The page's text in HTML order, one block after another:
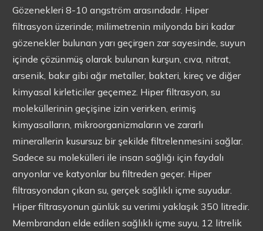
Gözenekleri 8-10 angström arasındadır. Hiper
filtrasyon üzerinde; milimetrenin milyonda biri kadar
gözenekler bulunan yarı geçirgen zar sayesinde, suyun
içinde çözünmüş olarak bulunan kurşun, cıva, nitrat,
arsenik, bakır gibi ağır metaller, bakteri, kireç ve diğer
kimyasal kirleticiler geçemez. Hiper filtrasyon, su
moleküllerinin geçişine izin verirken, erimiş
kimyasalların, mikroorganizmaların ve zararlı
minerallerin kusursuz bir şekilde filtrelenmesini sağlar.
Sadece su molekülleri ile insan sağlığı için faydalı
anyonlar ve katyonlar bu filtreden geçer. Hiper
filtrasyondan çıkan su, gerçek sağlıklı içme suyudur.
Hiper filtrasyonun günlük su verimi yaklaşık 350 litredir.
Membrandan elde edilen sağlıklı içme suyu, 12 litrelik